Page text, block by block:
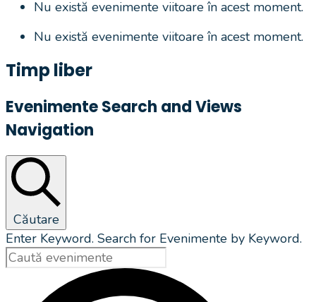
Nu există evenimente viitoare în acest moment.
Nu există evenimente viitoare în acest moment.
Timp liber
Evenimente Search and Views
Navigation
Căutare
Enter Keyword. Search for Evenimente by Keyword.